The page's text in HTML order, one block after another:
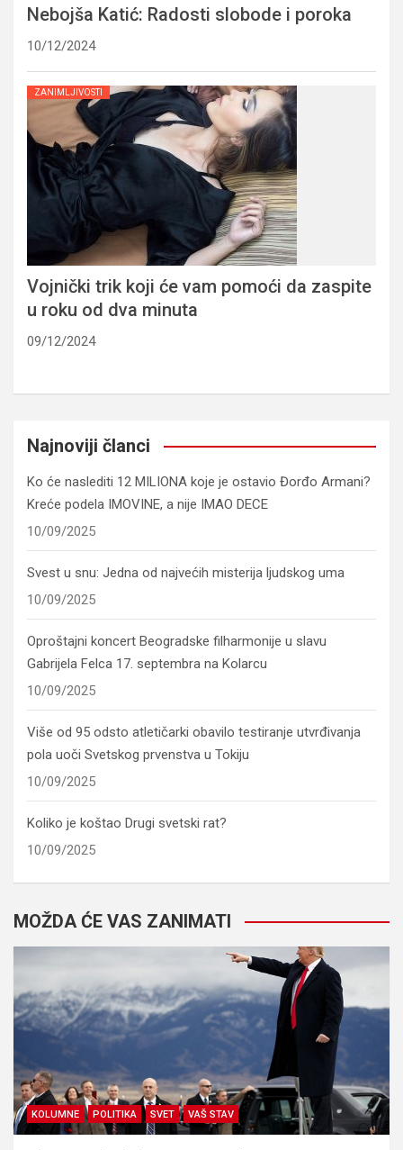
Nebojša Katić: Radosti slobode i poroka
10/12/2024
ZANIMLJIVOSTI
Vojnički trik koji će vam pomoći da zaspite
u roku od dva minuta
09/12/2024
Najnoviji članci
Ko će naslediti 12 MILIONA koje je ostavio Đorđo Armani?
Kreće podela IMOVINE, a nije IMAO DECE
10/09/2025
Svest u snu: Jedna od najvećih misterija ljudskog uma
10/09/2025
Oproštajni koncert Beogradske filharmonije u slavu
Gabrijela Felca 17. septembra na Kolarcu
10/09/2025
Više od 95 odsto atletičarki obavilo testiranje utvrđivanja
pola uoči Svetskog prvenstva u Tokiju
10/09/2025
Koliko je koštao Drugi svetski rat?
10/09/2025
MOŽDA ĆE VAS ZANIMATI
KOLUMNE POLITIKA SVET VAŠ STAV